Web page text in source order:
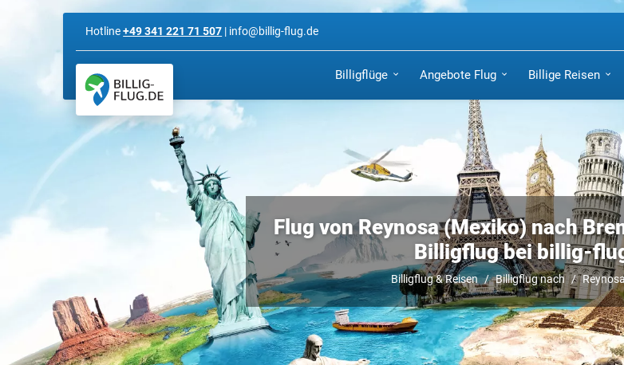
Hotline+49 341 221 71 507 | info@billig-flug.de
Billigflüge Angebote Flug Billige Reisen
Flug von Reynosa (Mexiko) nach
Billigflug bei billig-
Billigflug & Reisen Billigflug nach